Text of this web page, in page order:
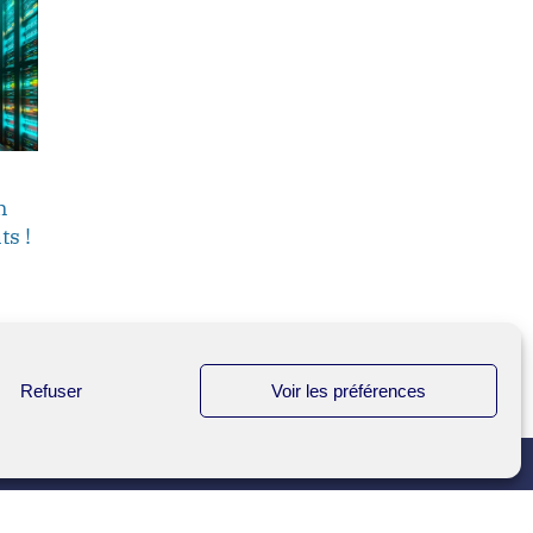
Refuser Voir les préférences
!